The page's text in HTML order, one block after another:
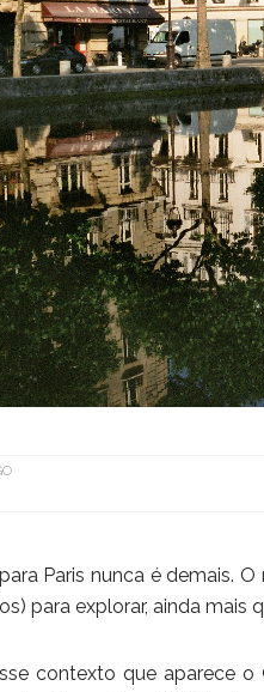
Paris nunca é demais.
para explorar, ainda mais
contexto que aparece o